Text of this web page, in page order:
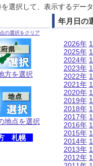
選択して、表示するデー
の選択をクリア
方を選択
地点を選択
札幌
年月日の
2026年
2025年
2024年
2023年
2022年
2021年
2020年
2019年
2018年
2017年
2016年
2015年
2014年
2013年
2012年